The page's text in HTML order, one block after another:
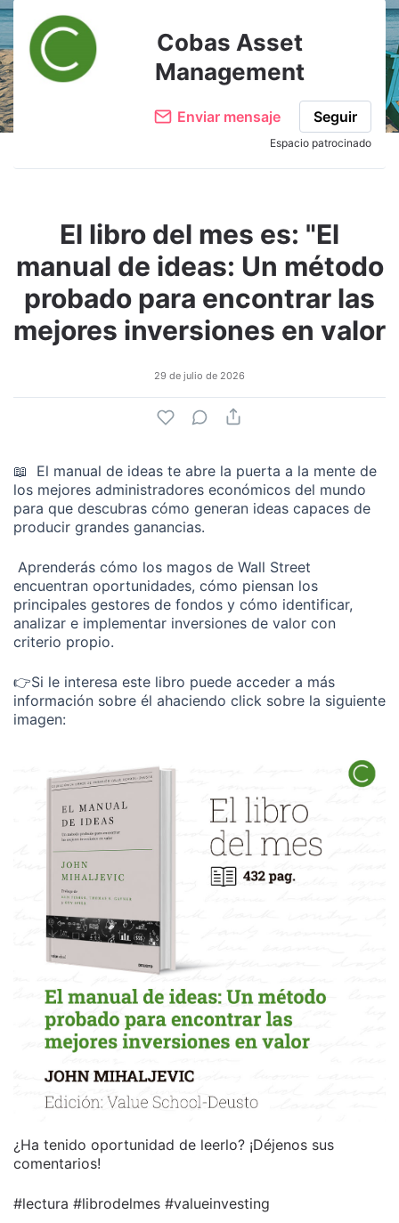
Cobas Asset
Management
Enviar mensaje Seguir
Espacio patrocinado
El libro del mes es: "El
manual de ideas: Un método
probado para encontrar las
mejores inversiones en valor
29 de julio de 2026
📖 El manual de ideas te abre la puerta a la mente de
los mejores administradores económicos del mundo
para que descubras cómo generan ideas capaces de
producir grandes ganancias.
Aprenderás cómo los magos de Wall Street
encuentran oportunidades, cómo piensan los
principales gestores de fondos y cómo identificar,
analizar e implementar inversiones de valor con
criterio propio.
👉Si le interesa este libro puede acceder a más
información sobre él ahaciendo click sobre la siguiente
imagen:
¿Ha tenido oportunidad de leerlo? ¡Déjenos sus
comentarios!
#lectura #librodelmes #valueinvesting